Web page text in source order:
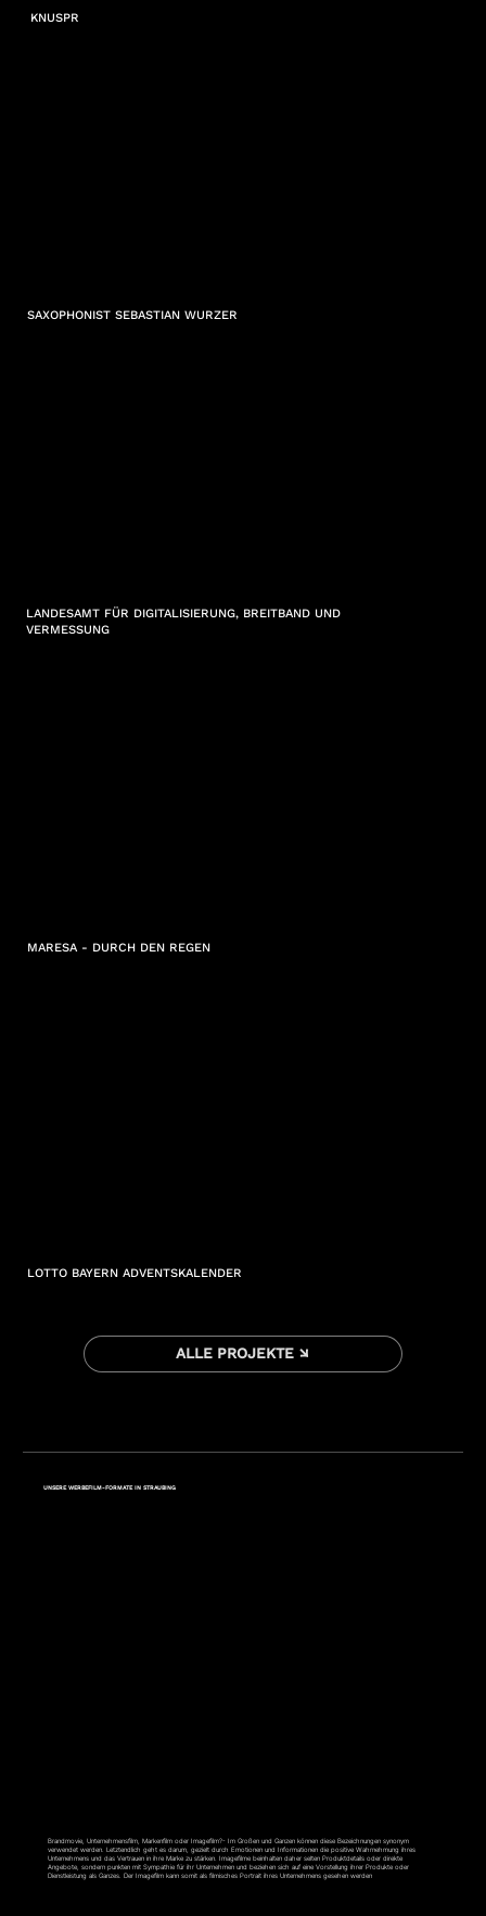
KNUSPR
SAXOPHONIST SEBASTIAN WURZER
LANDESAMT FÜR DIGITALISIERUNG, BREITBAND UND
VERMESSUNG
MARESA - DURCH DEN REGEN
LOTTO BAYERN ADVENTSKALENDER
ALLE PROJEKTE ↘
UNSERE WERBEFILM-FORMATE IN STRAUBING
Brandmovie, Unternehmensfilm, Markenfilm oder Imagefilm?- Im Großen und Ganzen können diese Bezeichnungen synonym
verwendet werden. Letztendlich geht es darum, gezielt durch Emotionen und Informationen die positive Wahrnehmung ihres
Unternehmens und das Vertrauen in ihre Marke zu stärken. Imagefilme beinhalten daher selten Produktdetails oder direkte
Angebote, sondern punkten mit Sympathie für ihr Unternehmen und beziehen sich auf eine Vorstellung ihrer Produkte oder
Dienstleistung als Ganzes. Der Imagefilm kann somit als filmisches Portrait ihres Unternehmens gesehen werden